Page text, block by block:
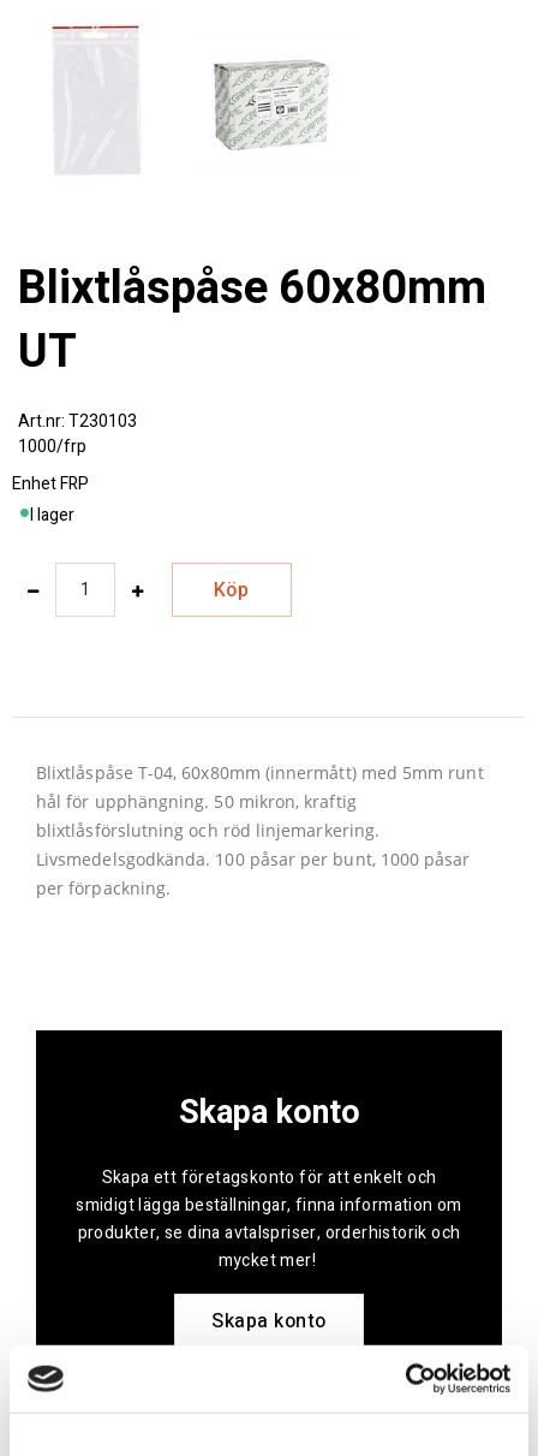
Blixtlåspåse 60x80mm
UT
T230103
1000/frp
EnhetFRP
I lager
Köp
Blixtlåspåse T-04, 60x80mm (innermått) med 5mm runt
hål för upphängning. 50 mikron, kraftig
blixtlåsförslutning och röd linjemarkering.
Livsmedelsgodkända. 100 påsar per bunt, 1000 påsar
per förpackning.
Skapa konto
Skapa ett företagskonto för att enkelt och
smidigt lägga beställningar, finna information om
produkter, se dina avtalspriser, orderhistorik och
mycket mer!
Skapa konto